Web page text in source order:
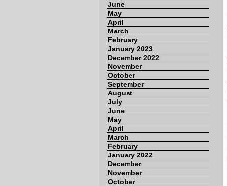
June
May
April
March
February
January 2023
December 2022
November
October
September
August
July
June
May
April
March
February
January 2022
December
November
October